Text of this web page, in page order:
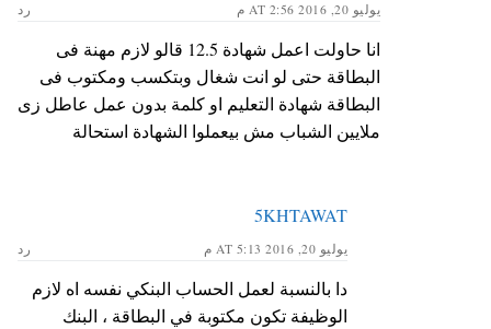
يوليو 20, 2016 AT 2:56 م رد
انا حاولت اعمل شهادة 12.5 قالو لازم مهنة فى
البطاقة حتى لو انت شغال وبتكسب ومكتوب فى
البطاقة شهادة التعليم او كلمة بدون عمل عاطل زى
ملايين الشباب مش بيعملوا الشهادة استحالة
5KHTAWAT
يوليو 20, 2016 AT 5:13 م رد
دا بالنسبة لعمل الحساب البنكي نفسه اه لازم
الوظيفة تكون مكتوبة في البطاقة ، البنك